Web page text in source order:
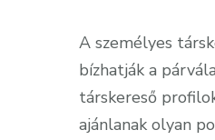
A személyes
bízhatják a
társkereső
ajánlanak olyan